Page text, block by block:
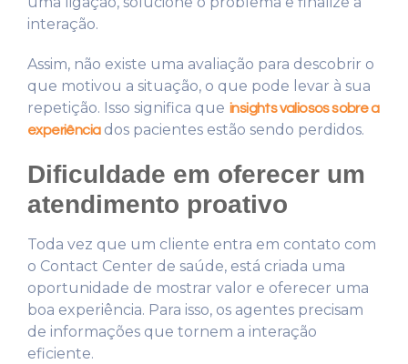
interação.
Assim, não existe uma avaliação para descobrir o
que motivou a situação, o que pode levar à sua
repetição. Isso significa que insights valiosos sobre a
experiênciados pacientes estão sendo perdidos.
Dificuldade em oferecer um
atendimento proativo
Toda vez que um cliente entra em contato com
o Contact Center de saúde, está criada uma
oportunidade de mostrar valor e oferecer uma
boa experiência. Para isso, os agentes precisam
de informações que tornem a interação
eficiente.